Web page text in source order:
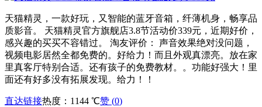
天猫精灵，一款好玩，又智能的蓝牙音箱，纤薄机身，畅享品
质影音。 天猫精灵官方旗舰店3.8节活动价339元，近期好价，
感兴趣的买买不容错过。 淘友评价： 声音效果绝对没问题，
视频电影居然全都免费的。好给力！而且外观真漂亮。放在家
里真客厅特别合适。还有孩子的免费教材。。功能好强大！里
面还有好多没有拓展发现。给力！！
直达链接热度：1144 ℃赞 (0)